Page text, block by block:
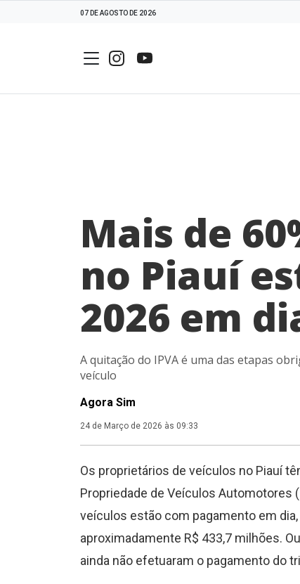
07 DE AGOSTO DE 2026
Mais de
no Piauí
2026 em
A quitação do IPVA é uma das etapas
veículo
Agora Sim
24 de Março de 2026 às 09:33
Os proprietários de veículos no Piauí
Propriedade de Veículos Automotores
veículos estão com pagamento em
aproximadamente R$ 433,7 milhões.
ainda não efetuaram o pagamento do